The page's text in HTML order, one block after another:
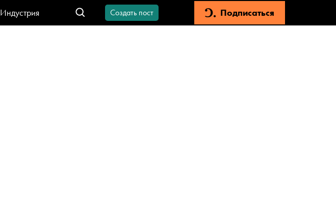
Индустрия
Создать пост Подписаться